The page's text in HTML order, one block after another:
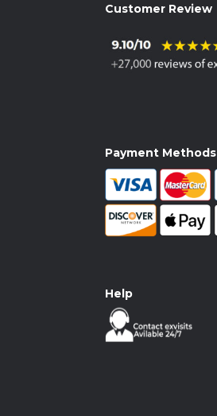
Customer Review
Payment Methods
Help